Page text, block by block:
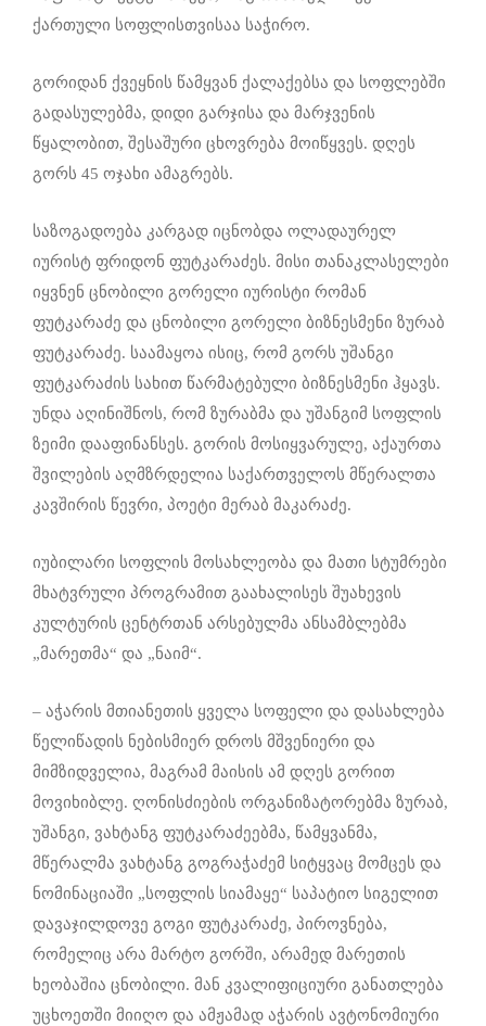
ქართული სოფლისთვისაა საჭირო.
გორიდან ქვეყნის წამყვან ქალაქებსა და სოფლებში
გადასულებმა, დიდი გარჯისა და მარჯვენის
წყალობით, შესაშური ცხოვრება მოიწყვეს. დღეს
გორს 45 ოჯახი ამაგრებს.
საზოგადოება კარგად იცნობდა ოლადაურელ
იურისტ ფრიდონ ფუტკარაძეს. მისი თანაკლასელები
იყვნენ ცნობილი გორელი იურისტი რომან
ფუტკარაძე და ცნობილი გორელი ბიზნესმენი ზურაბ
ფუტკარაძე. საამაყოა ისიც, რომ გორს უშანგი
ფუტკარაძის სახით წარმატებული ბიზნესმენი ჰყავს.
უნდა აღინიშნოს, რომ ზურაბმა და უშანგიმ სოფლის
ზეიმი დააფინანსეს. გორის მოსიყვარულე, აქაურთა
შვილების აღმზრდელია საქართველოს მწერალთა
კავშირის წევრი, პოეტი მერაბ მაკარაძე.
იუბილარი სოფლის მოსახლეობა და მათი სტუმრები
მხატვრული პროგრამით გაახალისეს შუახევის
კულტურის ცენტრთან არსებულმა ანსამბლებმა
„მარეთმა“ და „ნაიმ“.
– აჭარის მთიანეთის ყველა სოფელი და დასახლება
წელიწადის ნებისმიერ დროს მშვენიერი და
მიმზიდველია, მაგრამ მაისის ამ დღეს გორით
მოვიხიბლე. ღონისძიების ორგანიზატორებმა ზურაბ,
უშანგი, ვახტანგ ფუტკარაძეებმა, წამყვანმა,
მწერალმა ვახტანგ გოგრაჭაძემ სიტყვაც მომცეს და
ნომინაციაში „სოფლის სიამაყე“ საპატიო სიგელით
დავაჯილდოვე გოგი ფუტკარაძე, პიროვნება,
რომელიც არა მარტო გორში, არამედ მარეთის
ხეობაშია ცნობილი. მან კვალიფიციური განათლება
უცხოეთში მიიღო და ამჟამად აჭარის ავტონომიური